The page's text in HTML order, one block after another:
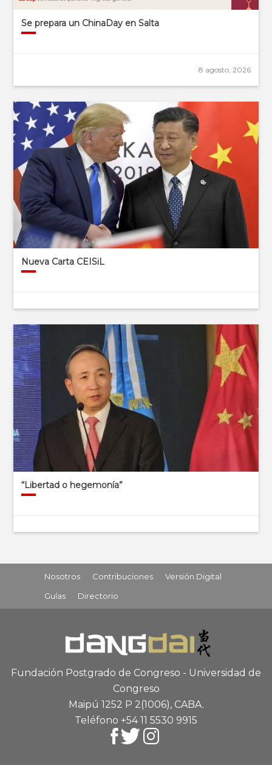
Se prepara un ChinaDay en Salta
8 agosto, 2026
Nueva Carta CEISiL
“Libertad o hegemonía”
Nosotros Contribuciones
Versión Digital
Guías
Directorio
Fundación Postgrado de Congreso - Universidad de
Congreso
Maipú 1252 P 2(1006), CABA.
Teléfono +54 11 5530 9915